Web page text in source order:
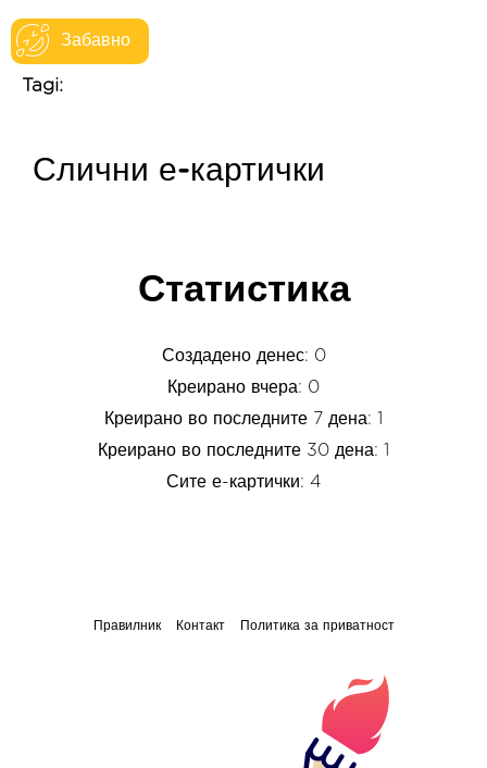
Забавно
Tagi:
Слични е-картички
Статистика
Создадено денес: 0
Креирано вчера: 0
Креирано во последните 7 дена: 1
Креирано во последните 30 дена: 1
Сите е-картички: 4
Правилник Контакт Политика за приватност